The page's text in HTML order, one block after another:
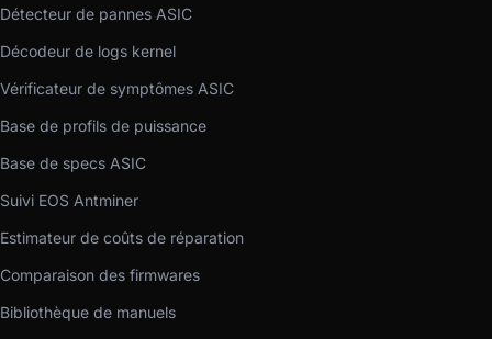
Détecteur de pannes ASIC
Décodeur de logs kernel
Vérificateur de symptômes ASIC
Base de profils de puissance
Base de specs ASIC
Suivi EOS Antminer
Estimateur de coûts de réparation
Comparaison des firmwares
Bibliothèque de manuels